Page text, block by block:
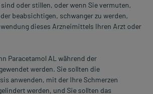
sind oder stillen, oder wenn Sie vermuten,
beabsichtigen, schwanger zu werden,
dieses Arzneimittels Ihren Arzt oder
Paracetamol AL während der
werden. Sie sollten die
anwenden, mit der Ihre Schmerzen
werden, und Sie sollten das